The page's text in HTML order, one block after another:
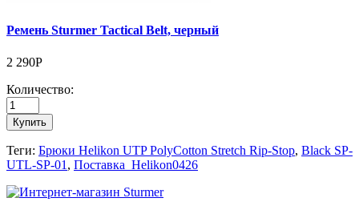
Ремень Sturmer Tactical Belt, черный
2 290Р
Количество:
Купить
Теги: Брюки Helikon UTP PolyCotton Stretch Rip-Stop, Black SP-
UTL-SP-01 , Поставка_Helikon0426